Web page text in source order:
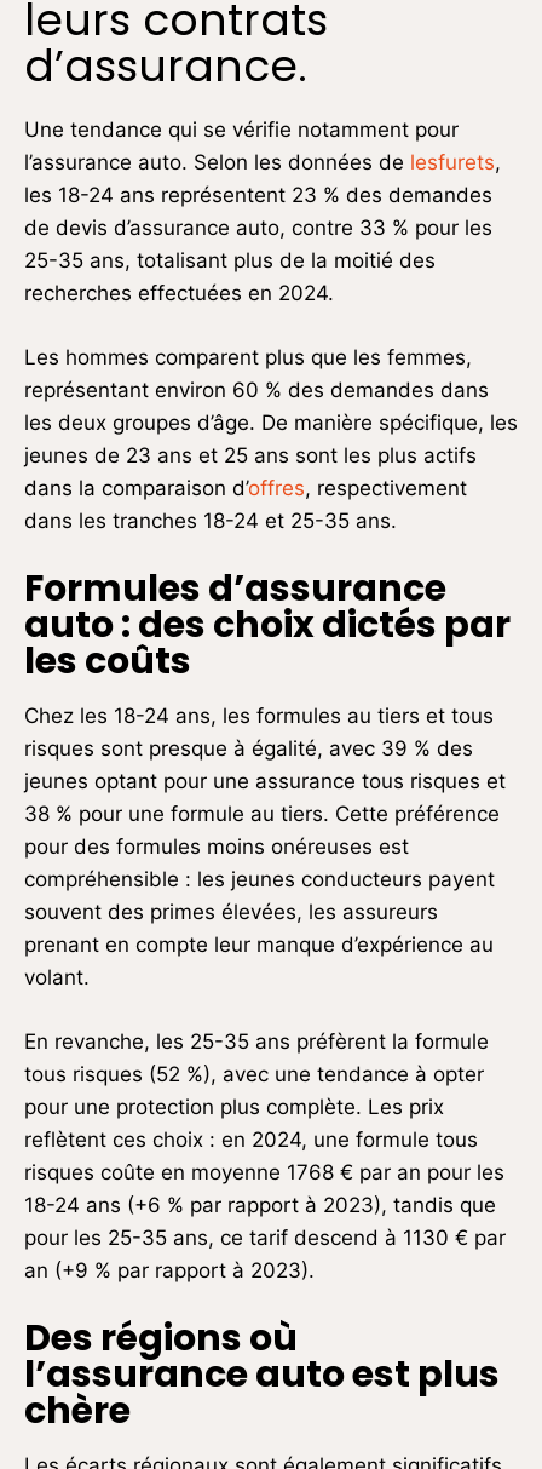
leurs contrats
d’assurance.
Une tendance qui se vérifie notamment pour
l’assurance auto. Selon les données de lesfurets,
les 18-24 ans représentent 23 % des demandes
de devis d’assurance auto, contre 33 % pour les
25-35 ans, totalisant plus de la moitié des
recherches effectuées en 2024.
Les hommes comparent plus que les femmes,
représentant environ 60 % des demandes dans
les deux groupes d’âge. De manière spécifique, les
jeunes de 23 ans et 25 ans sont les plus actifs
dans la comparaison d’offres, respectivement
dans les tranches 18-24 et 25-35 ans.
Formules d’assurance
auto : des choix dictés par
les coûts
Chez les 18-24 ans, les formules au tiers et tous
risques sont presque à égalité, avec 39 % des
jeunes optant pour une assurance tous risques et
38 % pour une formule au tiers. Cette préférence
pour des formules moins onéreuses est
compréhensible : les jeunes conducteurs payent
souvent des primes élevées, les assureurs
prenant en compte leur manque d’expérience au
volant.
En revanche, les 25-35 ans préfèrent la formule
tous risques (52 %), avec une tendance à opter
pour une protection plus complète. Les prix
reflètent ces choix : en 2024, une formule tous
risques coûte en moyenne 1768 € par an pour les
18-24 ans (+6 % par rapport à 2023), tandis que
pour les 25-35 ans, ce tarif descend à 1130 € par
an (+9 % par rapport à 2023).
Des régions où
l’assurance auto est plus
chère